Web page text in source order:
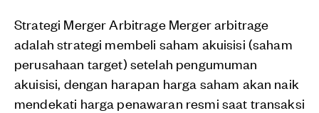
Strategi Merger Arbitrage Merger arbitrage
adalah strategi membeli saham akuisisi (saham
perusahaan target) setelah pengumuman
akuisisi, dengan harapan harga saham akan naik
mendekati harga penawaran resmi saat transaksi